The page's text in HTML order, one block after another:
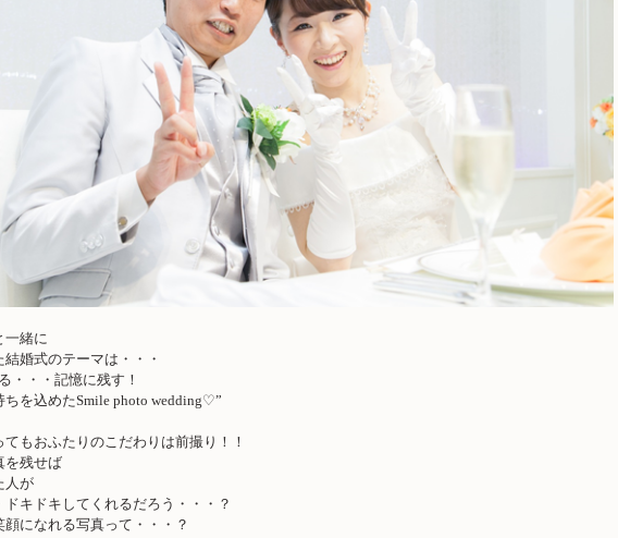
一緒に
婚式のテーマは・・・
・・・記憶に残す！
ちを込めたSmile photo wedding♡”
てもおふたりのこだわりは前撮り！！
を残せば
人が
ドキドキしてくれるだろう・・・？
顔になれる写真って・・・？